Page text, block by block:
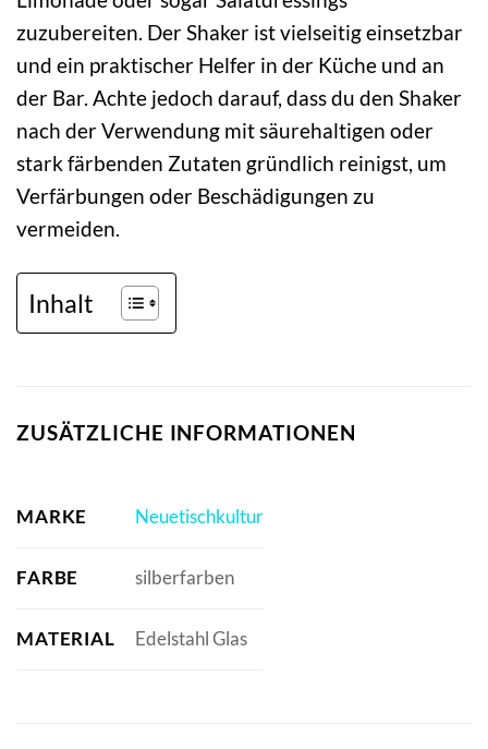
zuzubereiten. Der Shaker ist vielseitig einsetzbar
und ein praktischer Helfer in der Küche und an
der Bar. Achte jedoch darauf, dass du den Shaker
nach der Verwendung mit säurehaltigen oder
stark färbenden Zutaten gründlich reinigst, um
Verfärbungen oder Beschädigungen zu
vermeiden.
Inhalt
ZUSÄTZLICHE INFORMATIONEN
MARKE Neuetischkultur
FARBE silberfarben
MATERIAL Edelstahl Glas